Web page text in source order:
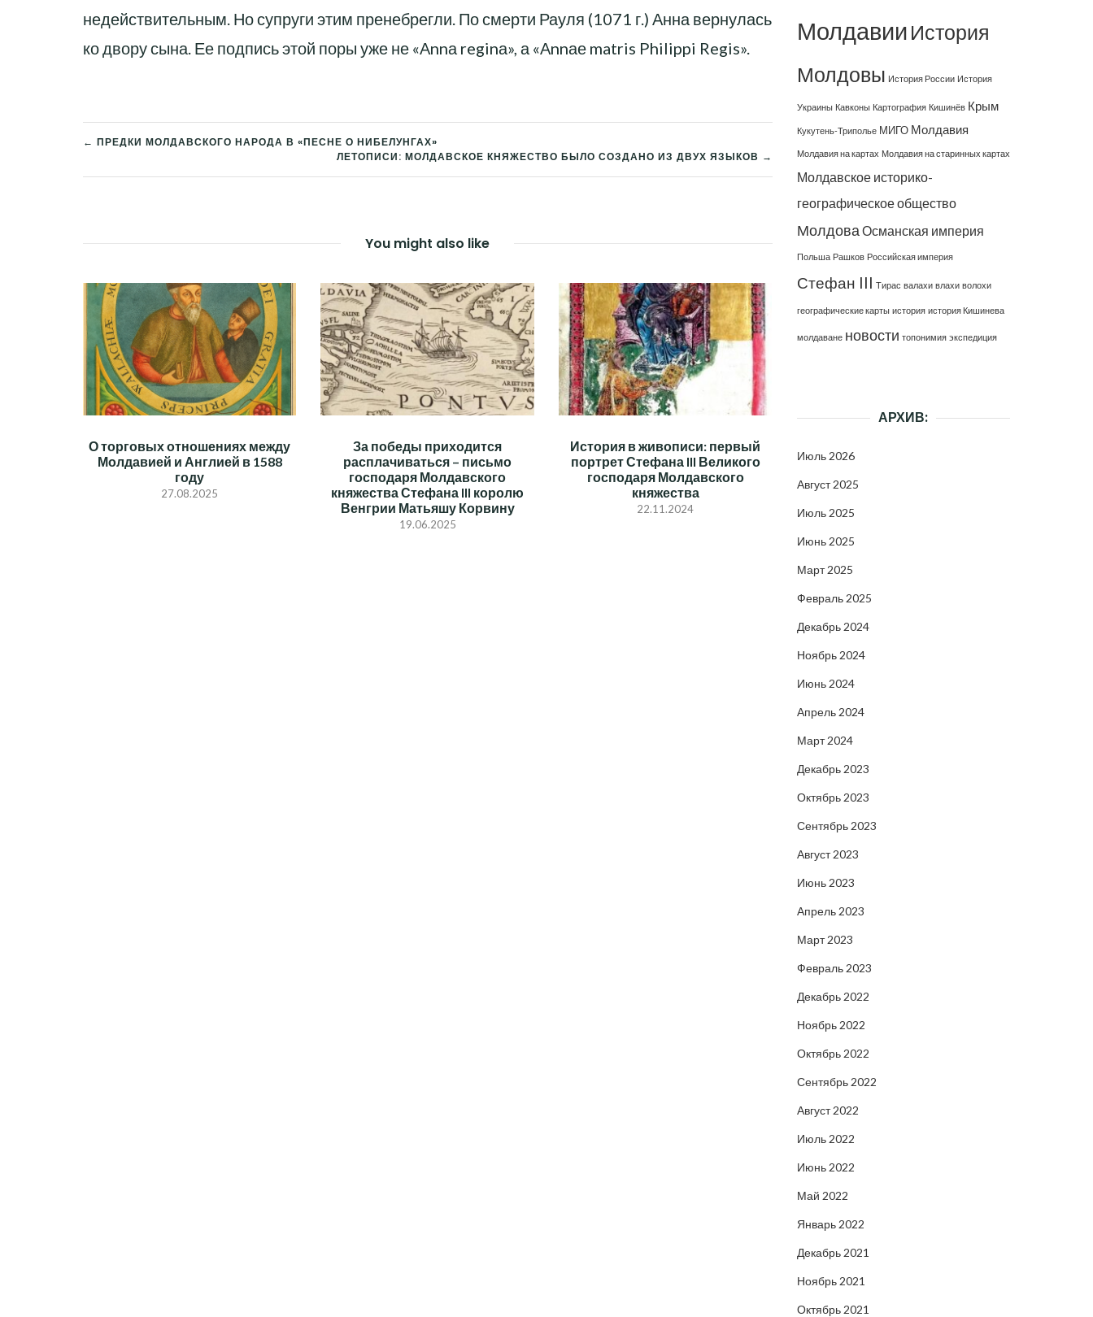
недействительным. Но супруги этим пренебрегли. По смерти Рауля (1071 г.) Анна вернулась
ко двору сына. Ее подпись этой поры уже не «Аnnа reginа», а «Аnnае matris Philippi Regis».
НАВИГАЦИЯ
ПО
← ПРЕДКИ МОЛДАВСКОГО НАРОДА В «ПЕСНЕ О НИБЕЛУНГАХ»
ЛЕТОПИСИ: МОЛДАВСКОЕ КНЯЖЕСТВО БЫЛО СОЗДАНО ИЗ ДВУХ ЯЗЫКОВ →
You might also like
О торговых отношениях между
Молдавией и Англией в 1588
году
27.08.2025
За победы приходится
расплачиваться – письмо
господаря Молдавского
княжества Стефана III королю
Венгрии Матьяшу Корвину
19.06.2025
История в живописи: первый
портрет Стефана III Великого
господаря Молдавского
княжества
22.11.2024
Молдавии История
Молдовы История России История
Украины Кавконы Картография Кишинёв Крым
Кукутень-Триполье МИГО Молдавия
Молдавия на картах Молдавия на старинных картах
Молдавское историко-
географическое общество
Молдова Османская империя
Польша Рашков Российская империя
Стефан III Тирас валахи влахи волохи
географические карты история история Кишинева
молдаване новости топонимия экспедиция
АРХИВ:
Июль 2026
Август 2025
Июль 2025
Июнь 2025
Март 2025
Февраль 2025
Декабрь 2024
Ноябрь 2024
Июнь 2024
Апрель 2024
Март 2024
Декабрь 2023
Октябрь 2023
Сентябрь 2023
Август 2023
Июнь 2023
Апрель 2023
Март 2023
Февраль 2023
Декабрь 2022
Ноябрь 2022
Октябрь 2022
Сентябрь 2022
Август 2022
Июль 2022
Июнь 2022
Май 2022
Январь 2022
Декабрь 2021
Ноябрь 2021
Октябрь 2021